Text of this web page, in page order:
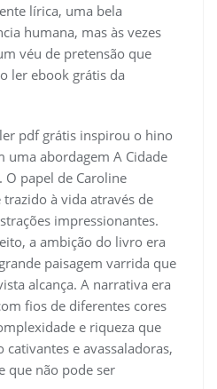
lírica, uma bela
humana, mas às vezes
véu de pretensão que
ler ebook grátis da
pdf grátis inspirou o hino
uma abordagem A Cidade
O papel de Caroline
à vida através de
impressionantes.
a ambição do livro era
paisagem varrida que
alcança. A narrativa era
fios de diferentes cores
e riqueza que
e avassaladoras,
que não pode ser